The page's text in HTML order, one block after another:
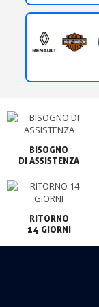
BISOGNO
RITORNO
14 GIORNI